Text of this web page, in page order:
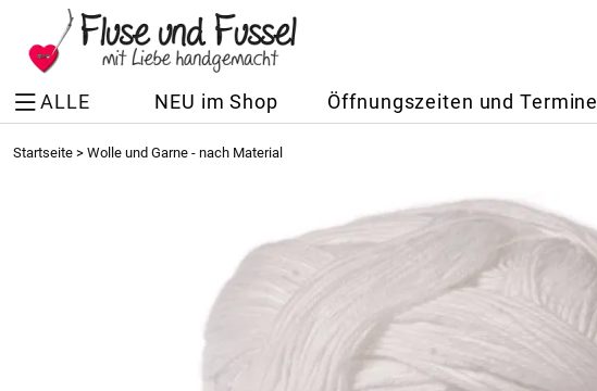
ALLE NEU im Shop Öffnungszeiten und Termine
Startseite > Wolle und Garne - nach Material